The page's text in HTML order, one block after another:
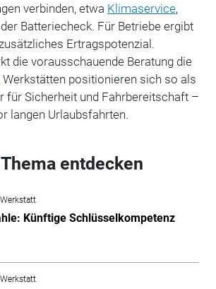
verbinden, etwa Klimaservice,
Batteriecheck. Für Betriebe ergibt
Ertragspotenzial.
die vorausschauende Beratung die
Werkstätten positionieren sich so als
für Sicherheit und Fahrbereitschaft –
langen Urlaubsfahrten.
entdecken
Künftige Schlüsselkompetenz